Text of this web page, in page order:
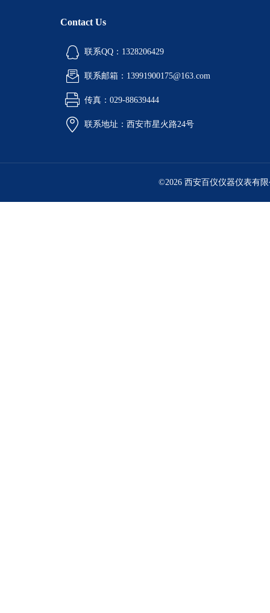
Contact Us
联系QQ：1328206429
联系邮箱：13991900175@163.com
传真：029-88639444
联系地址：西安市星火路24号
©2026 西安百仪仪器仪表有